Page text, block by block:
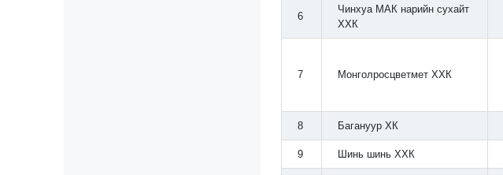
6
Чинхуа МАК нарийн сухайт
ХХК
7 Монголросцветмет ХХК
8 Багануур ХК
9 Шинь шинь ХХК